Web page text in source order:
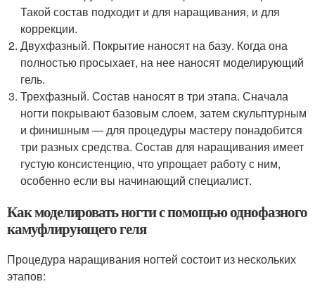
Такой состав подходит и для наращивания, и для
коррекции.
Двухфазный. Покрытие наносят на базу. Когда она
полностью просыхает, на нее наносят моделирующий
гель.
Трехфазный. Состав наносят в три этапа. Сначала
ногти покрывают базовым слоем, затем скульптурным
и финишным — для процедуры мастеру понадобится
три разных средства. Состав для наращивания имеет
густую консистенцию, что упрощает работу с ним,
особенно если вы начинающий специалист.
Как моделировать ногти с помощью однофазного
камуфлирующего геля
Процедура наращивания ногтей состоит из нескольких
этапов: